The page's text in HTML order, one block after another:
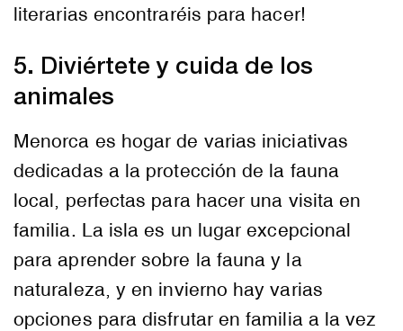
literarias encontraréis para hacer!
5. Diviértete y cuida de los
animales
Menorca es hogar de varias iniciativas
dedicadas a la protección de la fauna
local, perfectas para hacer una visita en
familia. La isla es un lugar excepcional
para aprender sobre la fauna y la
naturaleza, y en invierno hay varias
opciones para disfrutar en familia a la vez